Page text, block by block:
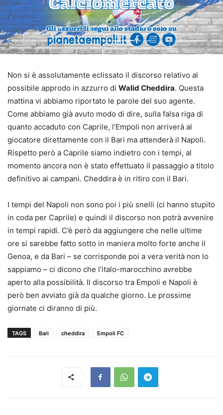
Non si è assolutamente eclissato il discorso relativo al
possibile approdo in azzurro di Walid Cheddira. Questa
mattina vi abbiamo riportato le parole del suo agente.
Come abbiamo già avuto modo di dire, sulla falsa riga di
quanto accaduto con Caprile, l’Empoli non arriverà al
giocatore direttamente con il Bari ma attenderà il Napoli.
Rispetto però a Caprile siamo indietro con i tempi, al
momento ancora non è stato effettuato il passaggio a titolo
definitivo ai campani. Cheddira è in ritiro con il Bari.
I tempi del Napoli non sono poi i più snelli (ci hanno stupito
in coda per Caprile) e quindi il discorso non potrà avvenire
in tempi rapidi. C’è però da aggiungere che nelle ultime
ore si sarebbe fatto sotto in maniera molto forte anche il
Genoa, e da Bari – se corrisponde poi a vera verità non lo
sappiamo – ci dicono che l’italo-marocchino avrebbe
aperto alla possibilità. Il discorso tra Empoli e Napoli è
però ben avviato già da qualche giorno. Le prossime
giornate ci diranno di più.
TAGS Bari cheddira Empoli FC